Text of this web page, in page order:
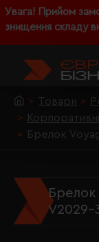
Увага! Прийом
знищення складу
Товари
Брелок
Брелок
V2029-